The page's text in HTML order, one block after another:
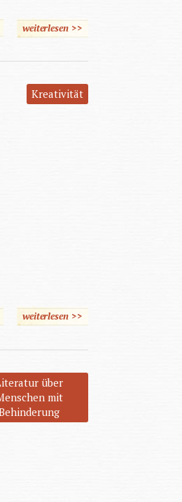
weiterlesenüber Seiden Strasse
>>
Kreativität
weiterlesen über Behinderte erleben
>>
über
mit